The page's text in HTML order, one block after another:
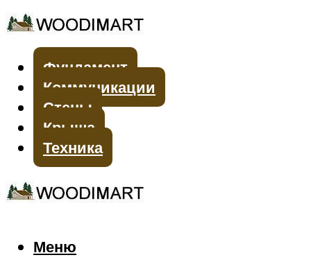
Фундамент
Коммуникации
Стены
Крыша
Техника
Меню
Меню